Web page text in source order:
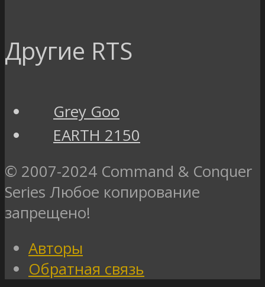
Другие RTS
Grey Goo
EARTH 2150
© 2007-2024 Command & Conquer
Series Любое копирование
запрещено!
Авторы
Обратная связь